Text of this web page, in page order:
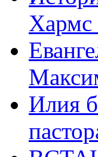
Илия